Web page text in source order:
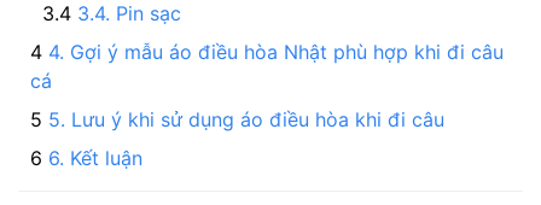
3.4. Pin sạc
4. Gợi ý mẫu áo điều hòa Nhật phù hợp khi đi câu
cá
5. Lưu ý khi sử dụng áo điều hòa khi đi câu
6. Kết luận